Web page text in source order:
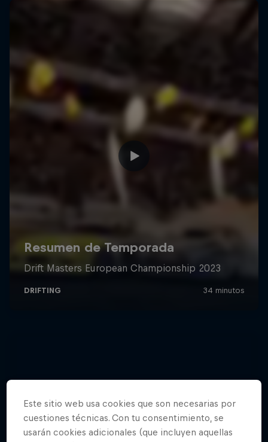
Este sitio web usa cookies que son necesarias por
cuestiones técnicas. Con tu consentimiento, se
usarán cookies adicionales (que incluyen aquellas